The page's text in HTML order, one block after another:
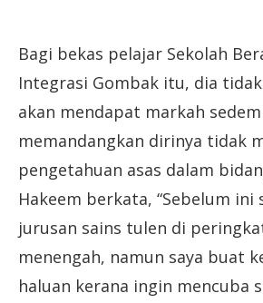
Bagi bekas pelajar Sekolah
Integrasi Gombak itu, dia
akan mendapat markah
memandangkan dirinya tidak
pengetahuan asas dalam
Hakeem berkata, “Sebelum ini
jurusan sains tulen di
menengah, namun saya buat
haluan kerana ingin mencuba